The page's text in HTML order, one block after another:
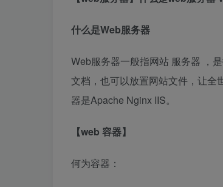
什么是Web服务器
Web服务器一般指网站 服务器 ，
文档，也可以放置网站文件，让全
器是Apache Nginx IIS。
【web 容器】
何为容器：